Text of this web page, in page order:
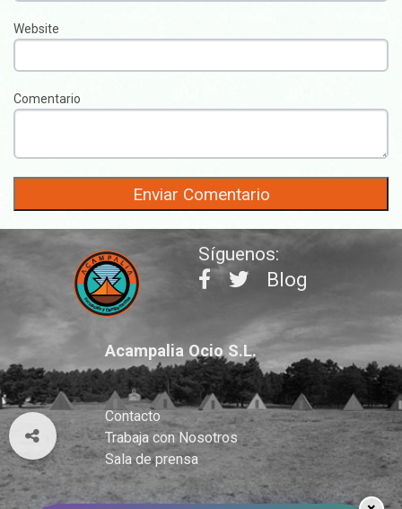
Website
Comentario
Síguenos:
Blog
Acampalia Ocio S.L.
Contacto
Trabaja con Nosotros
Sala de prensa